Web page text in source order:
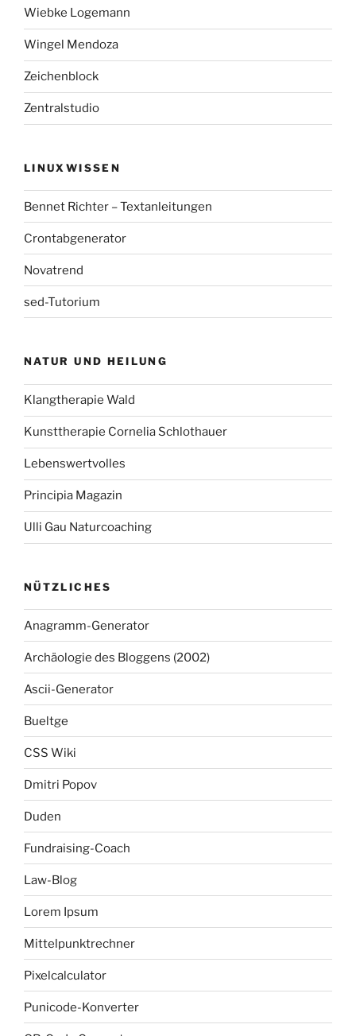
Wiebke Logemann
Wingel Mendoza
Zeichenblock
Zentralstudio
LINUXWISSEN
Bennet Richter – Textanleitungen
Crontabgenerator
Novatrend
sed-Tutorium
NATUR UND HEILUNG
Klangtherapie Wald
Kunsttherapie Cornelia Schlothauer
Lebenswertvolles
Principia Magazin
Ulli Gau Naturcoaching
NÜTZLICHES
Anagramm-Generator
Archäologie des Bloggens (2002)
Ascii-Generator
Bueltge
CSS Wiki
Dmitri Popov
Duden
Fundraising-Coach
Law-Blog
Lorem Ipsum
Mittelpunktrechner
Pixelcalculator
Punicode-Konverter